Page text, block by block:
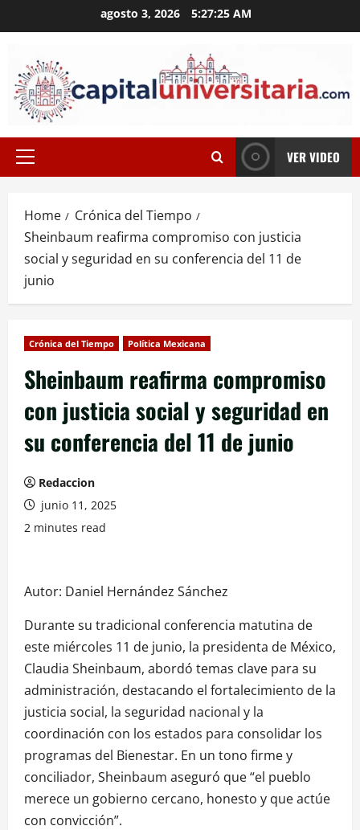
to
agosto 3, 2026 5:27:25 AM
Primary
VER VIDEO
Home
Crónica del Tiempo
Sheinbaum reafirma compromiso con justicia
social y seguridad en su conferencia del 11 de
junio
Crónica del Tiempo Política Mexicana
Sheinbaum reafirma compromiso
con justicia social y seguridad en
su conferencia del 11 de junio
Redaccion
junio 11, 2025
2 minutes read
Autor: Daniel Hernández Sánchez
Durante su tradicional conferencia matutina de
este miércoles 11 de junio, la presidenta de México,
Claudia Sheinbaum, abordó temas clave para su
administración, destacando el fortalecimiento de la
justicia social, la seguridad nacional y la
coordinación con los estados para consolidar los
programas del Bienestar. En un tono firme y
conciliador, Sheinbaum aseguró que “el pueblo
merece un gobierno cercano, honesto y que actúe
con convicción”.